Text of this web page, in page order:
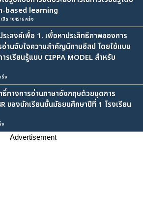
based learning
ปิด 104516 ครั้ง
ะสงค์เพื่อ 1. เพื่อหาประสิทธิภาพของการ
อ่านจับใจความสำคัญนิทานอีสป โดยใช้แบบ
รเรียนรู้แบบ CIPPA MODEL สำหรับ
รั้ง
ทางการอ่านภาษาอังกฤษด้วยชุดการ
ของนักเรียนชั้นมัธยมศึกษาปีที่ 1 โรงเรียน
ง
Advertisement